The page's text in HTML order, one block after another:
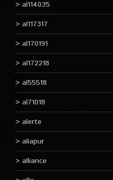
al114035
al117317
al170191
al172218
al55518
al71018
alerte
aliapur
alliance